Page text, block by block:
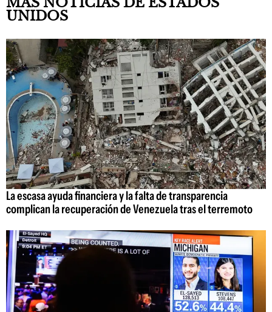
UNIDOS
La escasa ayuda financiera y la falta de transparencia
complican la recuperación de Venezuela tras el terremoto